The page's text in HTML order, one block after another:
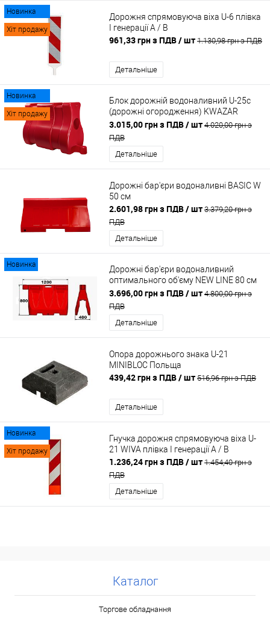
Новинка
Хіт продажу
Дорожня спрямовуюча віха U-6 плівка
I генерації А / В
961,33 грн з ПДВ/ шт 1.130,98 грн з ПДВ
Детальніше
Новинка
Хіт продажу
Блок дорожній водоналивний U-25c
(дорожні огородження) KWAZAR
Польща червоний
3.015,00 грн з ПДВ/ шт 4.020,00 грн з
ПДВ
Детальніше
Дорожні бар'єри водоналивні BASIC W
50 см
2.601,98 грн з ПДВ/ шт 3.379,20 грн з
ПДВ
Детальніше
Новинка
Дорожні бар'єри водоналивний
оптимального об'єму NEW LINE 80 см
White
3.696,00 грн з ПДВ/ шт 4.800,00 грн з
ПДВ
Детальніше
Опора дорожнього знака U-21
MINIBLOC Польща
439,42 грн з ПДВ/ шт 516,96 грн з ПДВ
Детальніше
Новинка
Хіт продажу
Гнучка дорожня спрямовуюча віха U-
21 WIVA плівка I генерації А / В
1.236,24 грн з ПДВ/ шт 1.454,40 грн з
ПДВ
Детальніше
Каталог
Торгове обладнання